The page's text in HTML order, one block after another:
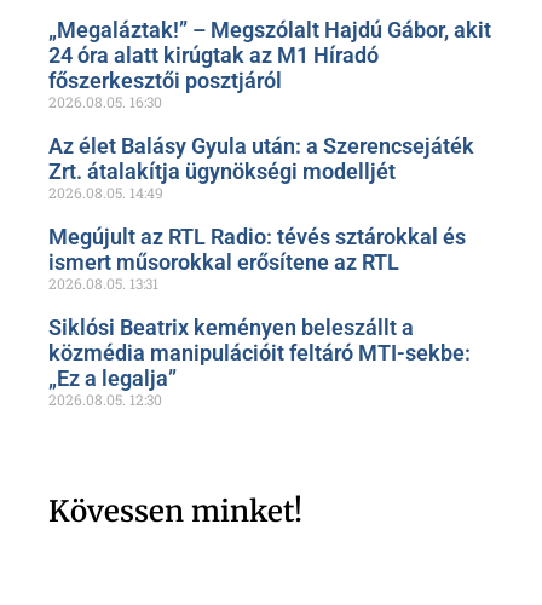
„Megaláztak!” – Megszólalt Hajdú Gábor, akit
24 óra alatt kirúgtak az M1 Híradó
főszerkesztői posztjáról
2026.08.05. 16:30
Az élet Balásy Gyula után: a Szerencsejáték
Zrt. átalakítja ügynökségi modelljét
2026.08.05. 14:49
Megújult az RTL Radio: tévés sztárokkal és
ismert műsorokkal erősítene az RTL
2026.08.05. 13:31
Siklósi Beatrix keményen beleszállt a
közmédia manipulációit feltáró MTI-sekbe:
„Ez a legalja”
2026.08.05. 12:30
Kövessen minket!